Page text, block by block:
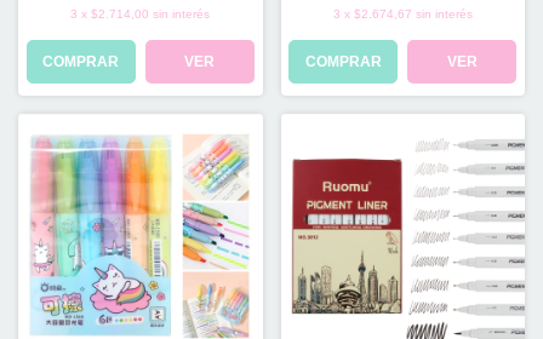
3 x$2.714,00 sin interés
COMPRAR VER
3 x $2.674,67 sin interés
COMPRAR VER